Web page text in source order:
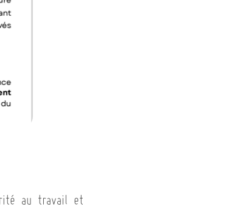
au travail et